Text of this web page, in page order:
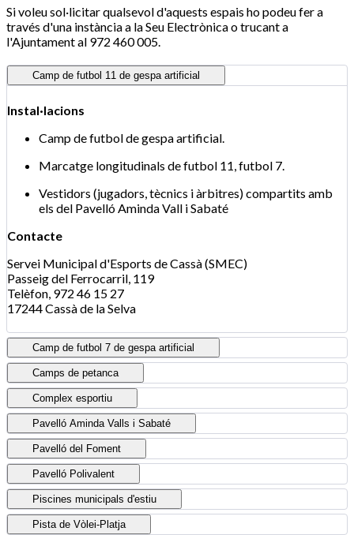
Si voleu sol·licitar qualsevol d'aquests espais ho podeu fer a
través d'una instància a la Seu Electrònica o trucant a
l'Ajuntament al 972 460 005.
Camp de futbol 11 de gespa artificial
Instal·lacions
Camp de futbol de gespa artificial.
Marcatge longitudinals de futbol 11, futbol 7.
Vestidors (jugadors, tècnics i àrbitres) compartits amb
els del Pavelló Aminda Vall i Sabaté
Contacte
Servei Municipal d'Esports de Cassà (SMEC)
Passeig del Ferrocarril, 119
Telèfon, 972 46 15 27
17244 Cassà de la Selva
Camp de futbol 7 de gespa artificial
Camps de petanca
Complex esportiu
Pavelló Aminda Valls i Sabaté
Pavelló del Foment
Pavelló Polivalent
Piscines municipals d'estiu
Pista de Vòlei-Platja